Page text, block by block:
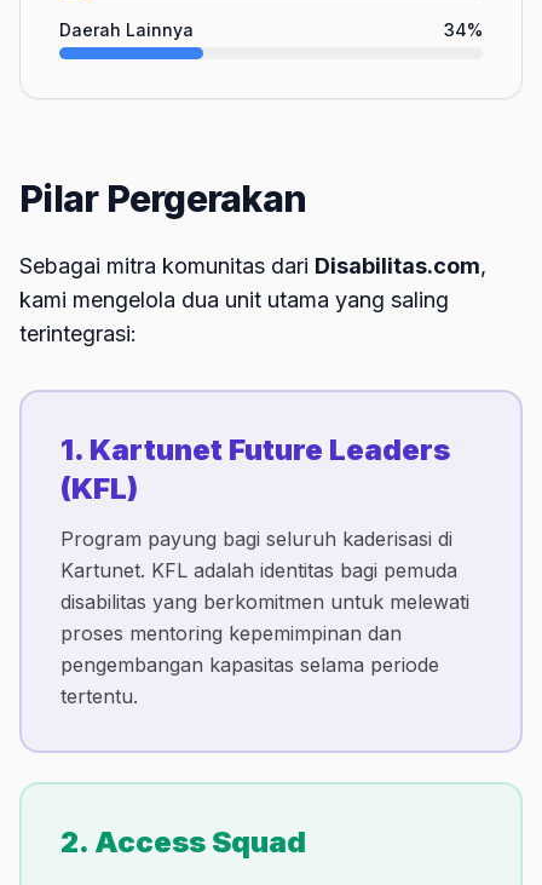
Daerah Lainnya 34%
Pilar Pergerakan
Sebagai mitra komunitas dari Disabilitas.com,
kami mengelola dua unit utama yang saling
terintegrasi:
1. Kartunet Future Leaders
(KFL)
Program payung bagi seluruh kaderisasi di
Kartunet. KFL adalah identitas bagi pemuda
disabilitas yang berkomitmen untuk melewati
proses mentoring kepemimpinan dan
pengembangan kapasitas selama periode
tertentu.
2. Access Squad